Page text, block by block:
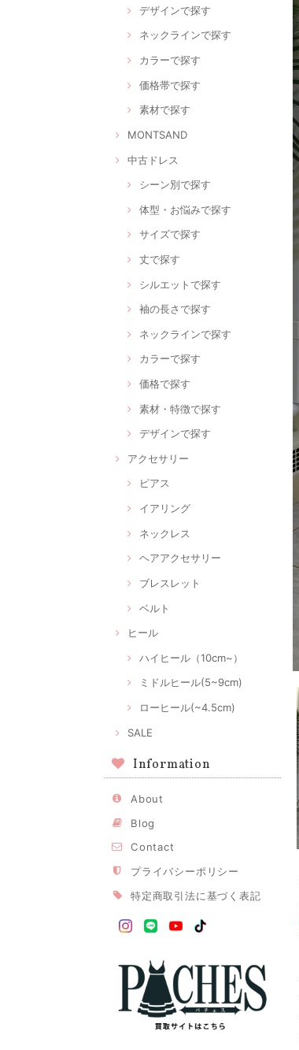
デザインで探す
ネックラインで探す
カラーで探す
価格帯で探す
素材で探す
MONTSAND
中古ドレス
シーン別で探す
体型・お悩みで探す
サイズで探す
丈で探す
シルエットで探す
袖の長さで探す
ネックラインで探す
カラーで探す
価格で探す
素材・特徴で探す
デザインで探す
アクセサリー
ピアス
イアリング
ネックレス
ヘアアクセサリー
ブレスレット
ベルト
ヒール
ハイヒール（10cm~）
ミドルヒール(5~9cm)
ローヒール(~4.5cm)
SALE
Information
About
Blog
Contact
プライバシーポリシー
特定商取引法に基づく表記